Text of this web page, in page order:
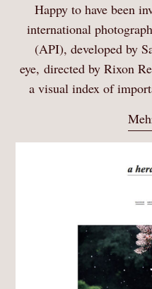
Happy to have been
international
(API), developed by
eye, directed by Rixon
a visual index of